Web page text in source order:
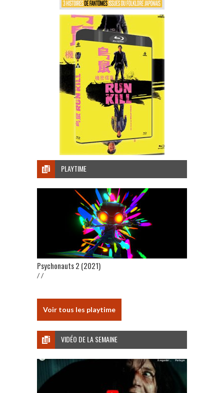
PLAYTIME
Psychonauts 2 (2021)
/ /
Voir tous les playtime
VIDÉO DE LA SEMAINE